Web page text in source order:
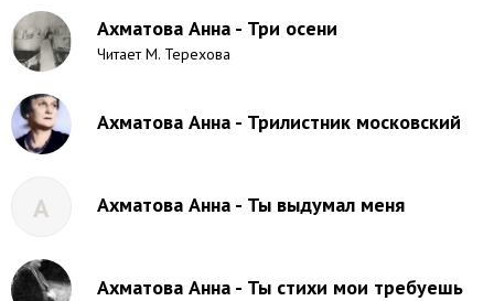
Ахматова Анна - Три осени
Читает М. Терехова
Ахматова Анна - Трилистник московский
А Ахматова Анна - Ты выдумал меня
Ахматова Анна - Ты стихи мои требуешь